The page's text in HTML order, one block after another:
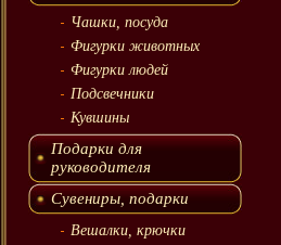
Чашки, посуда
Фигурки животных
Фигурки людей
Подсвечники
Кувшины
Подарки для
руководителя
Сувениры, подарки
Вешалки, крючки